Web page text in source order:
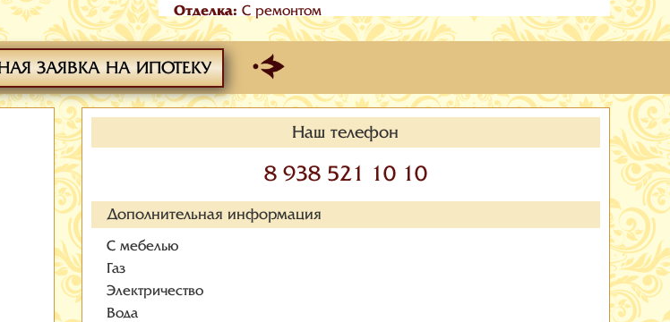
Отделка: С ремонтом
ЗАЯВКА НА ИПОТЕКУ
Наш телефон
8 938 521 10 10
Дополнительная информация
С мебелью
Газ
Электричество
Вода